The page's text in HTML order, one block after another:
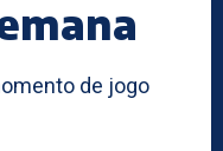
de jogo